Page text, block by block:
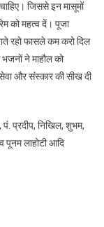
जिससे इन मासूमों
को महत्व दें। पूजा
रहो फासले कम करो दिल
ने माहौल को
और संस्कार की सीख दी
प्रदीप, निखिल, शुभम,
पूनम लाहोटी आदि